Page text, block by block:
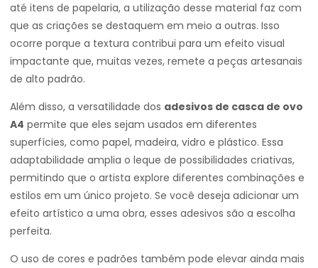
até itens de papelaria, a utilização desse material faz com
que as criações se destaquem em meio a outras. Isso
ocorre porque a textura contribui para um efeito visual
impactante que, muitas vezes, remete a peças artesanais
de alto padrão.
Além disso, a versatilidade dos adesivos de casca de ovo
A4 permite que eles sejam usados em diferentes
superfícies, como papel, madeira, vidro e plástico. Essa
adaptabilidade amplia o leque de possibilidades criativas,
permitindo que o artista explore diferentes combinações e
estilos em um único projeto. Se você deseja adicionar um
efeito artístico a uma obra, esses adesivos são a escolha
perfeita.
O uso de cores e padrões também pode elevar ainda mais